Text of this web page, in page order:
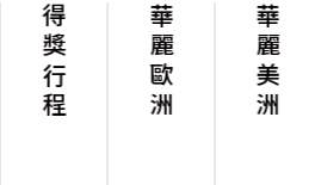
得獎行程 華麗歐洲 華麗美洲